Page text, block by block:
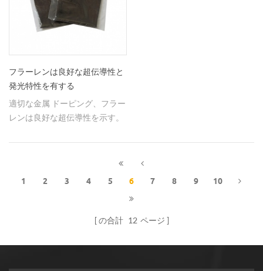
フラーレンは良好な超伝導性と
発光特性を有する
適切な金属 ドーピング、フラー
レンは良好な超伝導性を示す。
1 2 3 4 5 6 7 8 9 10
の合計 12 ページ